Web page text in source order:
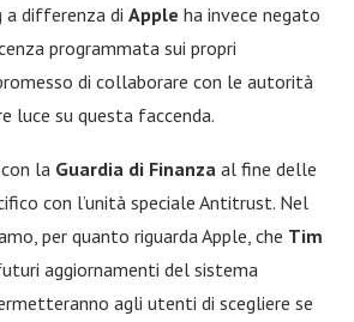
a differenza di Apple ha invece negato
programmata sui propri
di collaborare con le autorità
luce su questa faccenda.
la Guardia di Finanza al fine delle
con l’unità speciale Antitrust. Nel
per quanto riguarda Apple, che Tim
aggiornamenti del sistema
agli utenti di scegliere se